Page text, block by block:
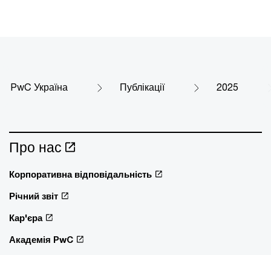
PwC Україна Публікації 2025
Про нас
Корпоративна відповідальність
Річний звіт
Кар'єра
Академія PwC